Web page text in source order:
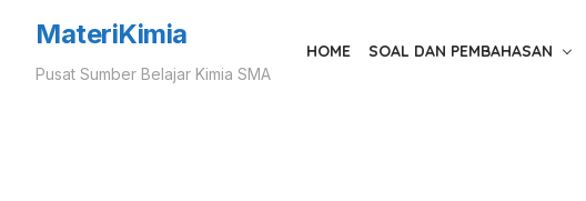
MateriKimia
Pusat Sumber Belajar Kimia SMA
HOME SOAL DAN PEMBAHASAN